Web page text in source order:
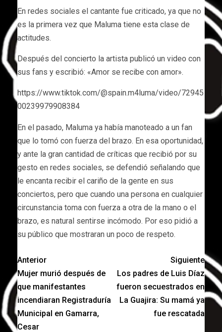
En redes sociales el cantante fue criticado, ya que no
es la primera vez que Maluma tiene esta clase de
actitudes.
Después del concierto la artista publicó un video con
sus fans y escribió: «Amor se recibe con amor».
https://www.tiktok.com/@spain.m4luma/video/72945
00239979908384
En el pasado, Maluma ya había manoteado a un fan
que lo tomó con fuerza del brazo. En esa oportunidad,
y ante la gran cantidad de críticas que recibió por su
gesto en redes sociales, se defendió señalando que
le encanta recibir el cariño de la gente en sus
conciertos, pero que cuando una persona en cualquier
circunstancia toma con fuerza a otra de la mano o el
brazo, es natural sentirse incómodo. Por eso pidió a
su público que mostraran un poco de respeto.
Anterior
Mujer murió después de
que manifestantes
incendiaran Registraduría
Municipal en Gamarra,
Cesar
Siguiente
Los padres de Luis Díaz
fueron secuestrados en
La Guajira: Su mamá ya
fue rescatada